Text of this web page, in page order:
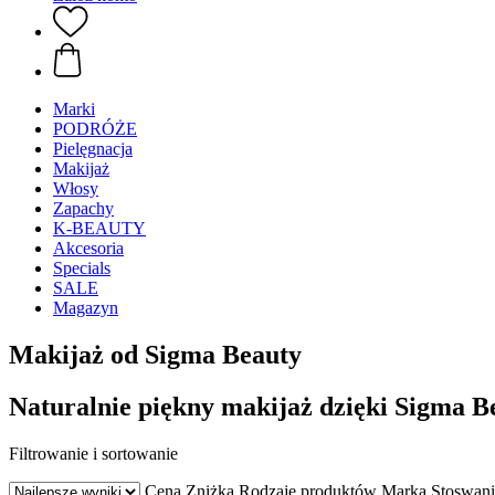
Marki
PODRÓŻE
Pielęgnacja
Makijaż
Włosy
Zapachy
K-BEAUTY
Akcesoria
Specials
SALE
Magazyn
Makijaż od Sigma Beauty
Naturalnie piękny makijaż dzięki Sigma
Filtrowanie i sortowanie
Cena Zniżka Rodzaje produktów Marka